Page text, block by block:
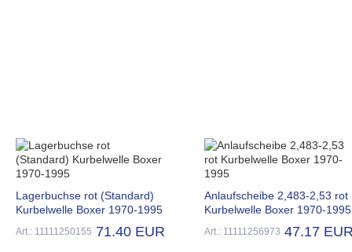
Lagerbuchse rot (Standard)
Kurbelwelle Boxer 1970-1995
Art.: 11111250155 71.40 EUR
Anlaufscheibe 2,483-2,53 rot
Kurbelwelle Boxer 1970-1995
Art.: 11111256973 47.17